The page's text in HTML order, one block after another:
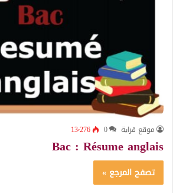
موقع قراية 0 13٬276
Bac : Résume anglais
تصفح المرجع »